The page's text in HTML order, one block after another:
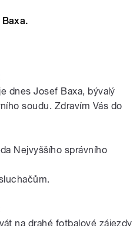
dnes Josef Baxa, bývalý
soudu. Zdravím Vás do
Nejvyššího správního
na drahé fotbalové zájezdy